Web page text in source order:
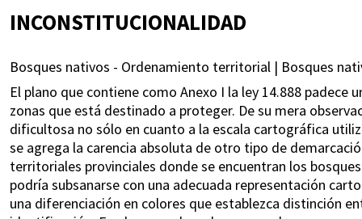
INCONSTITUCIONALIDAD
Bosques nativos - Ordenamiento territorial | Bosques
El plano que contiene como Anexo I la ley 14.888
zonas que está destinado a proteger. De su mera
dificultosa no sólo en cuanto a la escala cartográfica
se agrega la carencia absoluta de otro tipo de
territoriales provinciales donde se encuentran los
podría subsanarse con una adecuada representación
una diferenciación en colores que establezca distinción